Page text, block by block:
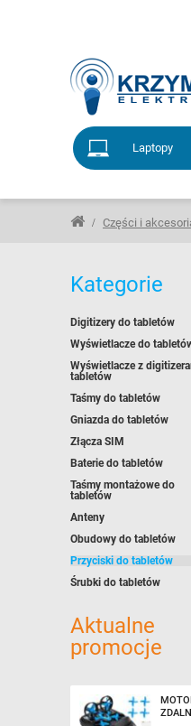
Laptopy
Części i
Kategorie
Digitizery do tabletów
Wyświetlacze do
Wyświetlacze z
tabletów
Taśmy do tabletów
Gniazda do tabletów
Złącza SIM
Baterie do tabletów
Taśmy montażowe do
tabletów
Anteny
Obudowy do tabletów
Przyciski do tabletów
Śrubki do tabletów
Aktualne
promocje